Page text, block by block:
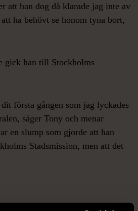
att han dog då klarade jag inte av
ha behövt se honom tyna bort,
gick han till Stockholms
första gången som jag lyckades
säger Tony och menar
en slump som gjorde att han
Stadsmission, men att det